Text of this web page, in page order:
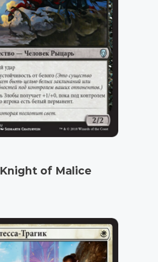
Knight of Malice